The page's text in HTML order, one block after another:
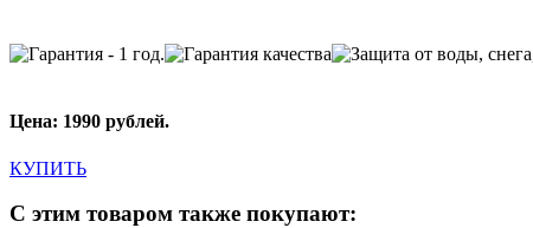
Цена: 1990 рублей.
КУПИТЬ
С этим товаром также покупают: